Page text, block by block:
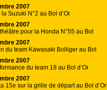
2007
Suzuki N°2 au Bol d’Or
2007
pour la Honda N°55 au Bol
2007
du team Kawasaki Bolliger au Bol
2007
du team 18 au Bol d’Or
2007
15e sur la grille de départ au Bol d’Or